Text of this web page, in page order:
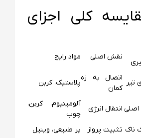
کلی اجزای
نقش اصلی مواد رایج
تیر
اتصال به زه
کمان
پلاستیک، کربن
اصلی انتقال انرژی
آلومینیوم، کربن،
چوب
ناک تثبیت پرواز پر طبیعی، وینیل